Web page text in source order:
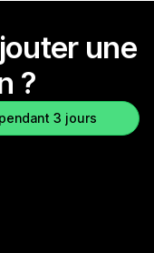
une
?
3 jours